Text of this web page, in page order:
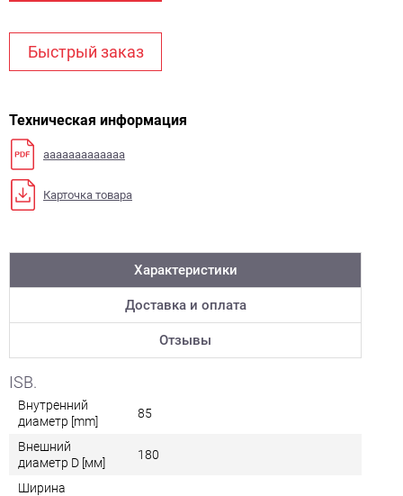
Быстрый заказ
Техническая информация
aaaaaaaaaaaaa
Карточка товара
Характеристики
Доставка и оплата
Отзывы
ISB.
Внутренний
диаметр [mm]
85
Внешний
диаметр D [мм]
180
Ширина